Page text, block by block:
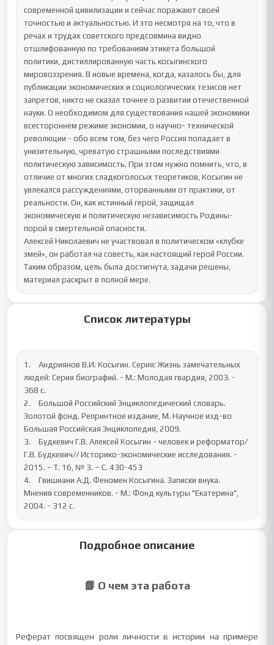
современной цивилизации и сейчас поражают своей
точностью и актуальностью. И это несмотря на то, что в
речах и трудах советского предсовмина видно
отшлифованную по требованиям этикета большой
политики, дистиллированную часть косыгинского
мировоззрения. В новые времена, когда, казалось бы, для
публикации экономических и социологических тезисов нет
запретов, никто не сказал точнее о развитии отечественной
науки. О необходимом для существования нашей экономики
всестороннем режиме экономии, о научно- технической
революции - обо всем том, без чего Россия попадает в
унизительную, чреватую страшными последствиями
политическую зависимость. При этом нужно помнить, что, в
отличие от многих сладкоголосых теоретиков, Косыгин не
увлекался рассуждениями, оторванными от практики, от
реальности. Он, как истинный герой, защищал
экономическую и политическую независимость Родины-
порой в смертельной опасности.
Алексей Николаевич не участвовал в политическом «клубке
змей», он работал на совесть, как настоящий герой России.
Таким образом, цель была достигнута, задачи решены,
материал раскрыт в полной мере.
Список литературы
1.	Андриянов В.И. Косыгин. Серия: Жизнь замечательных
людей: Серия биографий. - М.: Молодая гвардия, 2003. -
368 с.
2.	Большой Российский Энциклопедический словарь.
Золотой фонд. Репринтное издание, М. Научное изд-во
Большая Российская Энциклопедия, 2009.
3.	Будкевич Г.В. Алексей Косыгин - человек и реформатор/
Г.В. Будкевич// Историко-экономические исследования. -
2015. – Т. 16, № 3. – С. 430-453
4.	Гвишиани А.Д. Феномен Косыгина. Записки внука.
Мнения современников. - М.: Фонд культуры "Екатерина",
2004. - 312 с.
Подробное описание
📘 О чем эта работа
Реферат посвящен роли личности в истории на примере